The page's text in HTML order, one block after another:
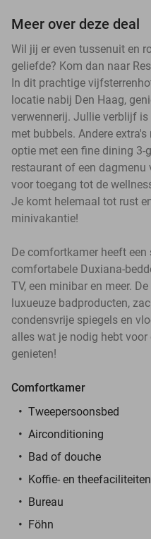
Meer over deze deal
Wil jij er even tussenuit en
geliefde? Kom dan naar
In dit prachtige
locatie nabij Den Haag,
verwennerij. Jullie verblijf
met bubbels. Andere
optie met een fine dining
restaurant of een
voor toegang tot de
Je komt helemaal tot rust
minivakantie!
De comfortkamer heeft
comfortabele Duxiana-
TV, een minibar en meer.
luxueuze badproducten,
condensvrije spiegels en
alles wat je nodig hebt
genieten!
Comfortkamer
Tweepersoonsbed
Airconditioning
Bad of douche
Koffie- en theefaciliteiten
Bureau
Föhn